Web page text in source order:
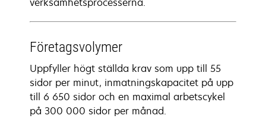
Företagsvolymer
Uppfyller högt ställda krav som upp till 55
sidor per minut, inmatningskapacitet på upp
till 6 650 sidor och en maximal arbetscykel
på 300 000 sidor per månad.